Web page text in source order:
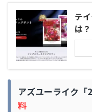
テ
は
アズユーライク
料